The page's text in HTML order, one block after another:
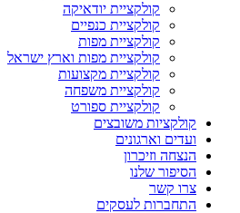
קולקציית יודאיקה
קולקציית כנפיים
קולקציית מפות
קולקציית מפות וארץ ישראל
קולקציית מקצועות
קולקציית משפחה
קולקציית ספורט
קולקציות משובצים
ועדים וארגונים
הנצחה וזיכרון
הסיפור שלנו
צרו קשר
התחברות לעסקים